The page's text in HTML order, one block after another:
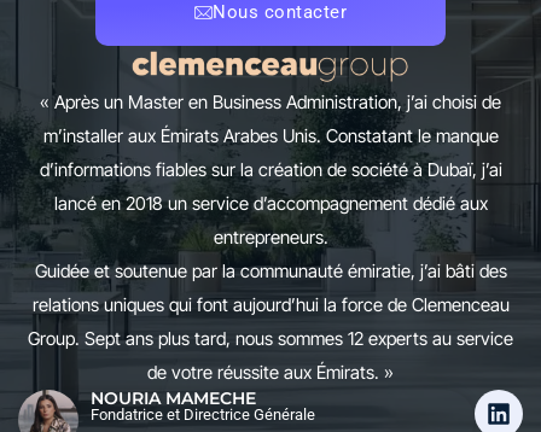
Nous contacter
« Après un Master en Business Administration, j’ai choisi de
m’installer aux Émirats Arabes Unis. Constatant le manque
d’informations fiables sur la création de société à Dubaï, j’ai
lancé en 2018 un service d’accompagnement dédié aux
entrepreneurs.
Guidée et soutenue par la communauté émiratie, j’ai bâti des
relations uniques qui font aujourd’hui la force de Clemenceau
Group. Sept ans plus tard, nous sommes 12 experts au service
de votre réussite aux Émirats. »
NOURIA MAMECHE
Fondatrice et Directrice Générale